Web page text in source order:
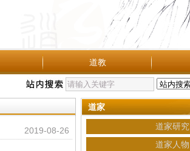
道教
2019-08-26
道家
道家研究
道家人物